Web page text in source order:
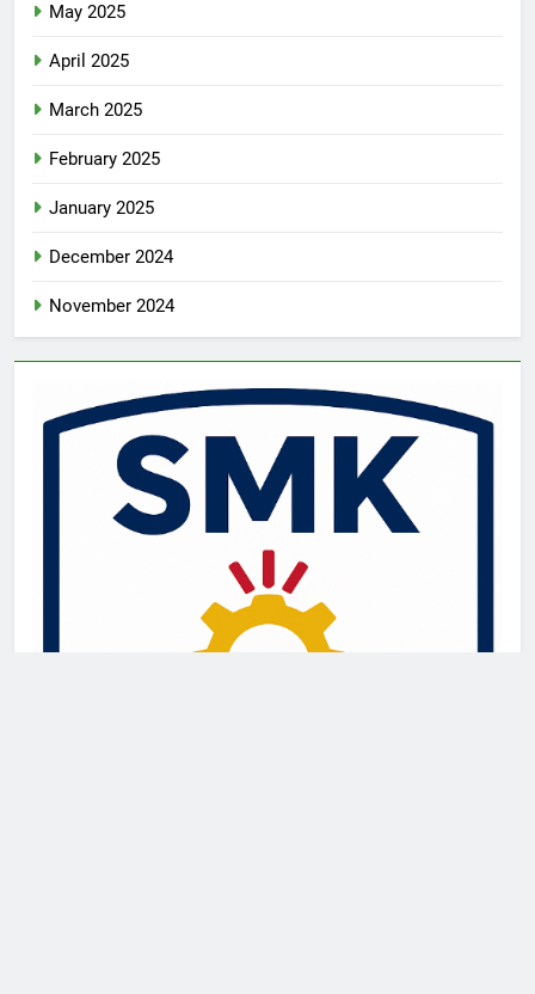
May 2025
April 2025
March 2025
February 2025
January 2025
December 2024
November 2024